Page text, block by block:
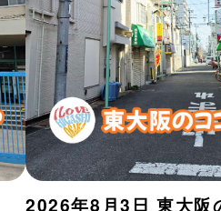
2026年8月3日 東大阪